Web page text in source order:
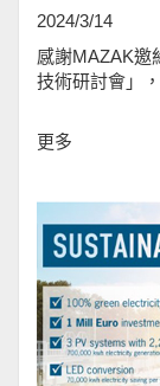
2024/3/14
感謝MAZAK邀
技術研討會 」
更多